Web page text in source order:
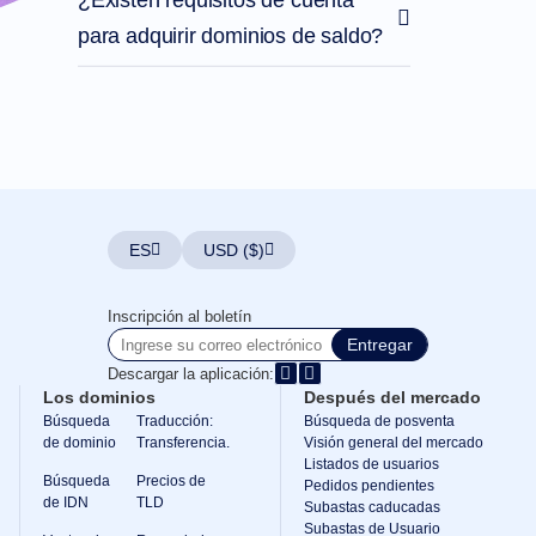
sobre
Nombres
Dominio
Programa
Revendedores
Centro
Archivos
de
ayuda
para adquirir dominios de saldo?
ES USD ($)
Inscripción al boletín
Entregar
Descargar la aplicación:
Los dominios
Búsqueda
de dominio
Traducción:
Transferencia.
Búsqueda
de IDN
Precios de
TLD
Después del mercado
Búsqueda de posventa
Visión general del mercado
Listados de usuarios
Pedidos pendientes
Subastas caducadas
Subastas de Usuario